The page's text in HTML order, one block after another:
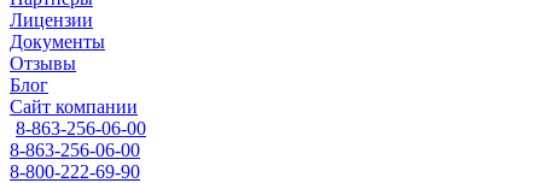
Лицензии
Документы
Отзывы
Блог
Сайт компании
8-863-256-06-00
8-863-256-06-00
8-800-222-69-90